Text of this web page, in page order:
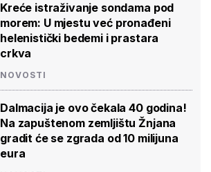
Kreće istraživanje sondama pod
morem: U mjestu već pronađeni
helenistički bedemi i prastara
crkva
NOVOSTI
Dalmacija je ovo čekala 40 godina!
Na zapuštenom zemljištu Žnjana
gradit će se zgrada od 10 milijuna
eura